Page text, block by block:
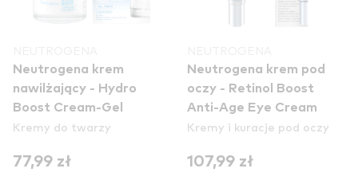
Neutrogena krem
nawilżający - Hydro
Boost Cream-Gel
Kremy do twarzy
77,99 zł
Neutrogena krem ​​pod
oczy - Retinol Boost
Anti-Age Eye Cream
Kremy i kuracje pod oczy
107,99 zł